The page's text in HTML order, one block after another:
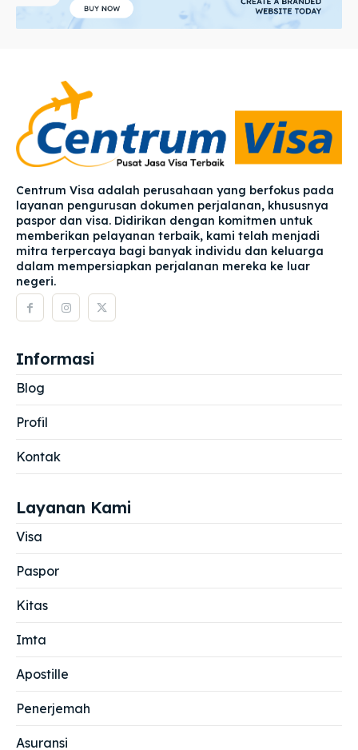
Centrum Visa adalah perusahaan yang berfokus pada
layanan pengurusan dokumen perjalanan, khususnya
paspor dan visa. Didirikan dengan komitmen untuk
memberikan pelayanan terbaik, kami telah menjadi
mitra terpercaya bagi banyak individu dan keluarga
dalam mempersiapkan perjalanan mereka ke luar
negeri.
Informasi
Blog
Profil
Kontak
Layanan Kami
Visa
Paspor
Kitas
Imta
Apostille
Penerjemah
Asuransi